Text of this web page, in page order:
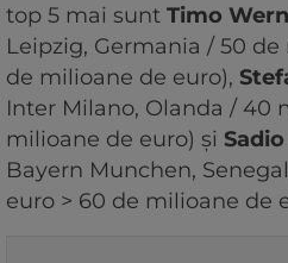
top 5 mai sunt Timo
Leipzig, Germania / 50
de milioane de euro),
Inter Milano, Olanda / 40
milioane de euro) și
Bayern Munchen,
euro > 60 de milioane de